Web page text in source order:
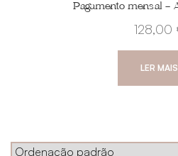
Pagamento mensal –
128,00
LER MAIS